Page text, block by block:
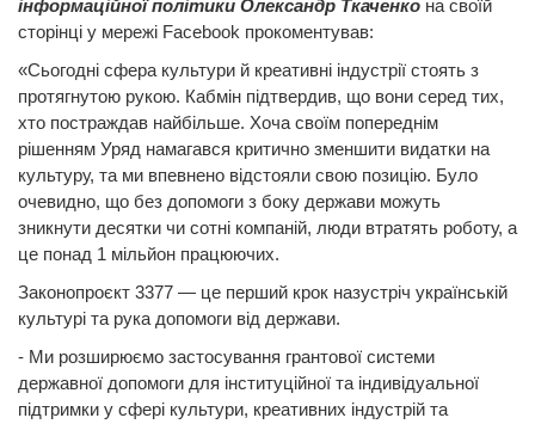
інформаційної політики Олександр Ткаченко на своїй
сторінці у мережі Facebook прокоментував:
«Сьогодні сфера культури й креативні індустрії стоять з
протягнутою рукою. Кабмін підтвердив, що вони серед тих,
хто постраждав найбільше. Хоча своїм попереднім
рішенням Уряд намагався критично зменшити видатки на
культуру, та ми впевнено відстояли свою позицію. Було
очевидно, що без допомоги з боку держави можуть
зникнути десятки чи сотні компаній, люди втратять роботу, а
це понад 1 мільйон працюючих.
Законопроєкт 3377 — це перший крок назустріч українській
культурі та рука допомоги від держави.
- Ми розширюємо застосування грантової системи
державної допомоги для інституційної та індивідуальної
підтримки у сфері культури, креативних індустрій та